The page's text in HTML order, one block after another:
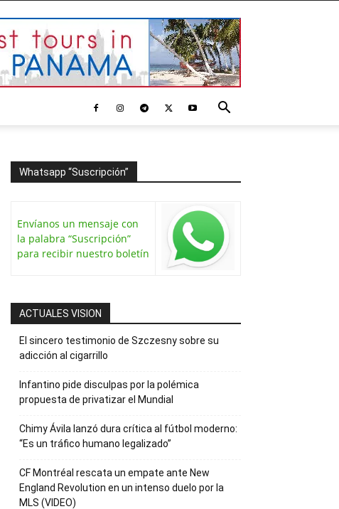
Whatsapp “Suscripción”
Envíanos un mensaje con
la palabra “Suscripción”
para recibir nuestro boletín
ACTUALES VISION
El sincero testimonio de Szczesny sobre su
adicción al cigarrillo
Infantino pide disculpas por la polémica
propuesta de privatizar el Mundial
Chimy Ávila lanzó dura crítica al fútbol moderno:
“Es un tráfico humano legalizado”
CF Montréal rescata un empate ante New
England Revolution en un intenso duelo por la
MLS (VIDEO)